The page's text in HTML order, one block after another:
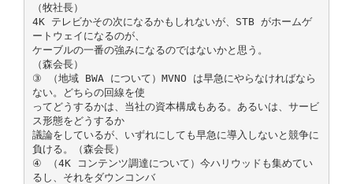
（牧社長）
4K テレビかその次になるかもしれないが、STB がホームゲ
ートウェイになるのが、
ケーブルの一番の強みになるのではないかと思う。
（森会長）
③ （地域 BWA について）MVNO は早急にやらなければなら
ない。どちらの回線を使
ってどうするかは、当社の資本構成もある。あるいは、サービ
ス形態をどうするか
議論をしているが、いずれにしても早急に導入しないと競争に
負ける。（森会長）
④ （4K コンテンツ調達について）今ハリウッドも集めてい
るし、それをダウンコンバ